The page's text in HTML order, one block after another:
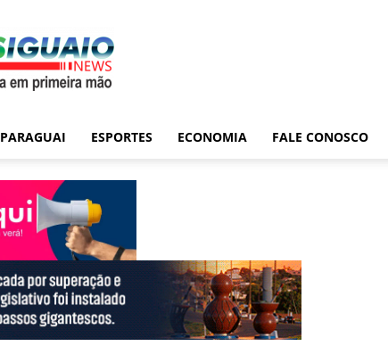
PARAGUAI ESPORTES ECONOMIA FALE CONOSCO